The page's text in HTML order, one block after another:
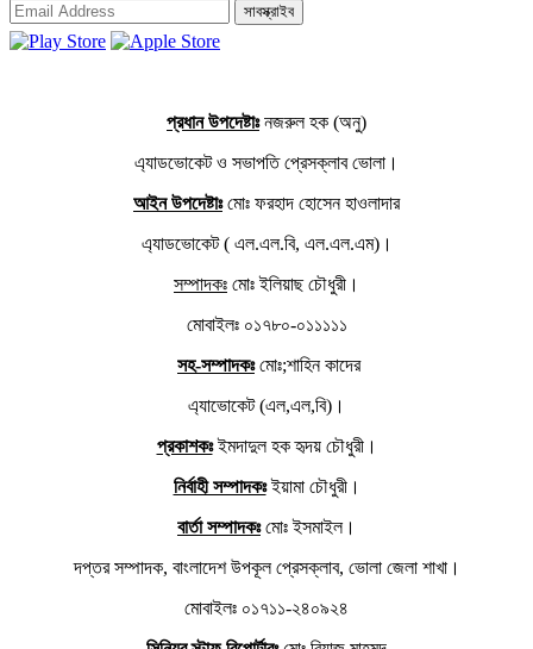
সাবস্ক্রাইব
প্রধান উপদেষ্টাঃনজরুল হক (অনু)
এ্যাডভোকেট ও সভাপতি প্রেসক্লাব ভোলা।
আইন উপদেষ্টাঃমোঃ ফরহাদ হোসেন হাওলাদার
এ্যাডভোকেট ( এল.এল.বি, এল.এল.এম)।
সম্পাদকঃ মোঃ ইলিয়াছ চৌধুরী।
মোবাইলঃ ০১৭৮০-০১১১১১
সহ-সম্পাদকঃমোঃ;শাহিন কাদের
এ্যাভোকেট (এল,এল,বি)।
প্রকাশকঃইমদাদুল হক হৃদয় চৌধুরী।
নির্বাহী সম্পাদকঃইয়ামা চৌধুরী।
বার্তা সম্পাদকঃমোঃ ইসমাইল।
দপ্তর সম্পাদক, বাংলাদেশ উপকূল প্রেসক্লাব, ভোলা জেলা শাখা।
মোবাইলঃ ০১৭১১-২৪০৯২৪